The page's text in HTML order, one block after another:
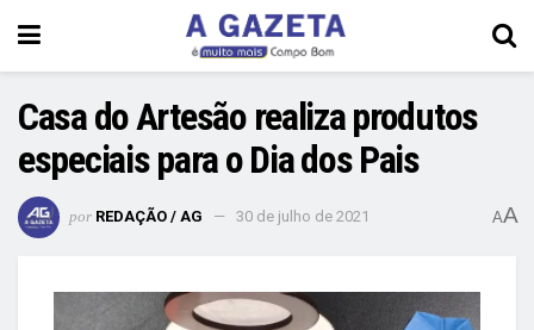
Casa do Artesão realiza produtos
especiais para o Dia dos Pais
por REDAÇÃO / AG 30 de julho de 2021 AA